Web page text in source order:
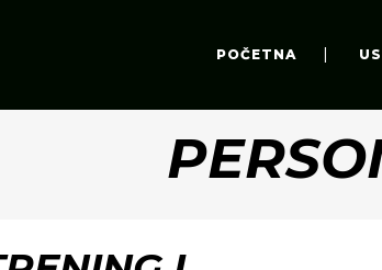
POČETNA